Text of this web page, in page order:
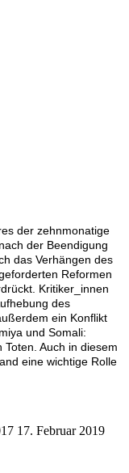
der zehnmonatige
der Beendigung
das Verhängen des
Reformen
Kritiker_innen
des
ein Konflikt
und Somali:
Auch in diesem
eine wichtige Rolle
17. Februar 2019